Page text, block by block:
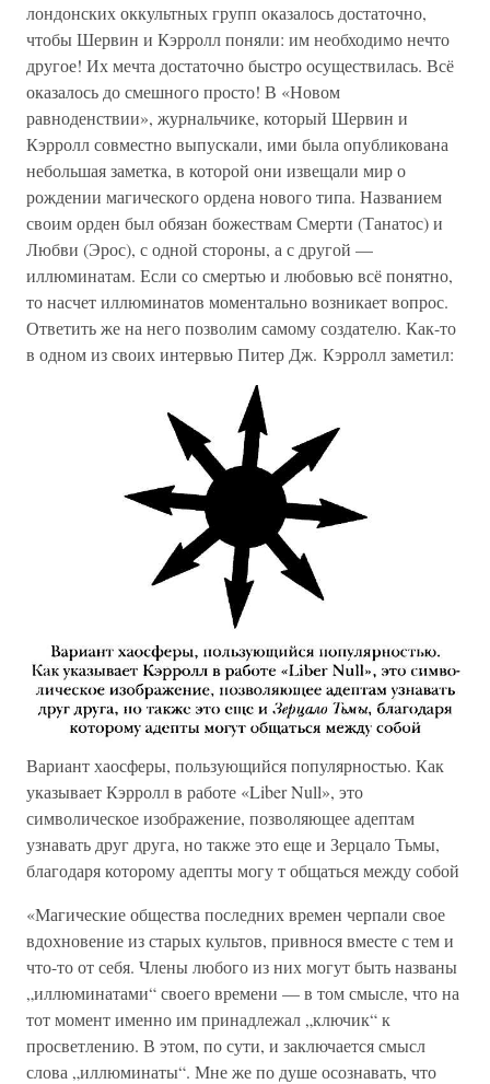
лондонских оккультных групп оказалось достаточно,
чтобы Шервин и Кэрролл поняли: им необходимо нечто
другое! Их мечта достаточно быстро осуществилась. Всё
оказалось до смешного просто! В «Новом
равноденствии», журнальчике, который Шервин и
Кэрролл совместно выпускали, ими была опубликована
небольшая заметка, в которой они извещали мир о
рождении магического ордена нового типа. Названием
своим орден был обязан божествам Смерти (Танатос) и
Любви (Эрос), с одной стороны, а с другой —
иллюминатам. Если со смертью и любовью всё понятно,
то насчет иллюминатов моментально возникает вопрос.
Ответить же на него позволим самому создателю. Как-то
в одном из своих интервью Питер Дж. Кэрролл заметил:
Вариант хаосферы, пользующийся популярностью. Как
указывает Кэрролл в работе «Liber Null», это
символическое изображение, позволяющее адептам
узнавать друг друга, но также это еще и Зерцало Тьмы,
благодаря которому адепты могу т общаться между собой
«Магические общества последних времен черпали свое
вдохновение из старых культов, привнося вместе с тем и
что-то от себя. Члены любого из них могут быть названы
„иллюминатами“ своего времени — в том смысле, что на
тот момент именно им принадлежал „ключик“ к
просветлению. В этом, по сути, и заключается смысл
слова „иллюминаты“. Мне же по душе осознавать, что